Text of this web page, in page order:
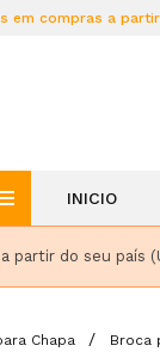
em compras a
INICIO
partir do seu país
Chapa Broca